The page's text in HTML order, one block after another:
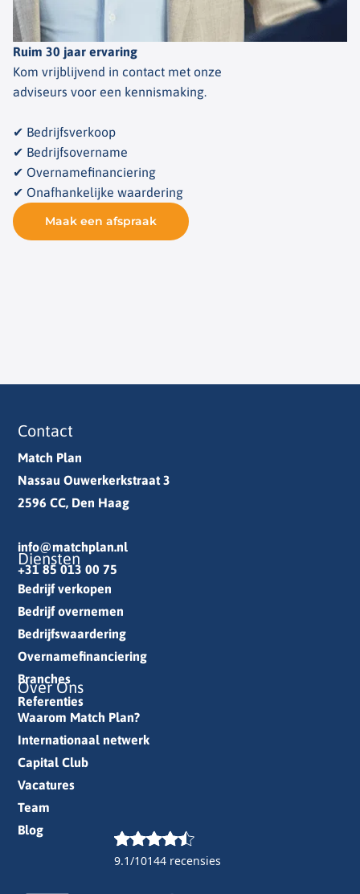
Ruim 30 jaar ervaring
Kom vrijblijvend in contact met onze
adviseurs voor een kennismaking.
✔ Bedrijfsverkoop
✔ Bedrijfsovername
✔ Overnamefinanciering
✔ Onafhankelijke waardering
Maak een afspraak
9.1/10144 recensies
Contact
Match Plan
Nassau Ouwerkerkstraat 3
2596 CC, Den Haag
info@matchplan.nl
+31 85 013 00 75
Diensten
Bedrijf verkopen
Bedrijf overnemen
Bedrijfswaardering
Overnamefinanciering
Branches
Referenties
Over Ons
Waarom Match Plan?
Internationaal netwerk
Capital Club
Vacatures
Team
Blog